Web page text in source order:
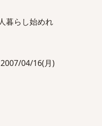
暮らし始めれ
04/16(月)